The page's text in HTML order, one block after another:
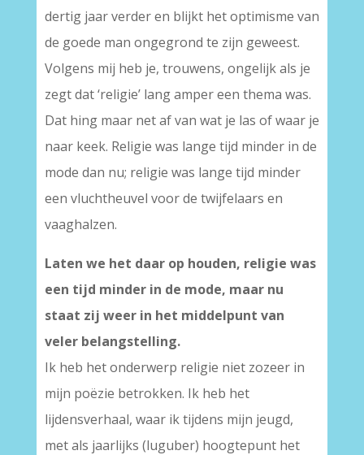
dertig jaar verder en blijkt het optimisme van
de goede man ongegrond te zijn geweest.
Volgens mij heb je, trouwens, ongelijk als je
zegt dat ‘religie’ lang amper een thema was.
Dat hing maar net af van wat je las of waar je
naar keek. Religie was lange tijd minder in de
mode dan nu; religie was lange tijd minder
een vluchtheuvel voor de twijfelaars en
vaaghalzen.
Laten we het daar op houden, religie was
een tijd minder in de mode, maar nu
staat zij weer in het middelpunt van
veler belangstelling.
Ik heb het onderwerp religie niet zozeer in
mijn poëzie betrokken. Ik heb het
lijdensverhaal, waar ik tijdens mijn jeugd,
met als jaarlijks (luguber) hoogtepunt het